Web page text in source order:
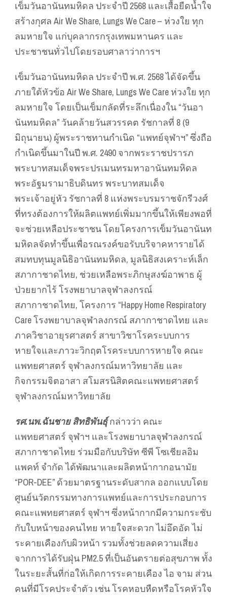
เข็มวันอานันทมหิดล ประจำปี 2568 และเสื้อยืดน้ำใจ
สร้างกุศล Air We Share, Lungs We Care – ห่วงใย ทุก
ลมหายใจ แก่บุคลากรกรุงเทพมหานคร และ
ประชาชนทั่วไปโดยรอบศาลาว่าการฯ
เข็มวันอานันทมหิดล ประจำปี พ.ศ. 2568 ได้จัดขึ้น
ภายใต้หัวข้อ Air We Share, Lungs We Care ห่วงใย ทุก
ลมหายใจ โดยเป็นเข็มกลัดที่ระลึกเนื่องใน “วันอา
นันทมหิดล” วันคล้ายวันสวรรคต รัชกาลที่ 8 (9
มิถุนายน) ผู้พระราชทานกำเนิด “แพทย์จุฬาฯ” ซึ่งถือ
กำเนิดขึ้นมาในปี พ.ศ. 2490 จากพระราชปรารภ
พระบาทสมเด็จพระปรเมนทรมหาอานันทมหิดล
พระอัฐมรามาธิบดินทร พระบาทสมเด็จ
พระเจ้าอยู่หัว รัชกาลที่ 8 แห่งพระบรมราชจักรีวงศ์
ที่ทรงต้องการให้ผลิตแพทย์เพิ่มมากขึ้นให้เพียงพอที่
จะช่วยเหลือประชาชน โดยโครงการเข็มวันอานันท
มหิดลจัดทำขึ้นเพื่อรณรงค์ขอรับบริจาคหารายได้
สมทบทุนมูลนิธิอานันทมหิดล, มูลนิธิสงเคราะห์เล็ก
สภากาชาดไทย, ช่วยเหลือพระภิกษุสงฆ์อาพาธ ผู้
ป่วยยากไร้ โรงพยาบาลจุฬาลงกรณ์
สภากาชาดไทย, โครงการ “Happy Home Respiratory
Care โรงพยาบาลจุฬาลงกรณ์ สภากาชาดไทย และ
ภาควิชาอายุรศาสตร์ สาขาวิชาโรคระบบการ
หายใจและภาวะวิกฤตโรคระบบการหายใจ คณะ
แพทยศาสตร์ จุฬาลงกรณ์มหาวิทยาลัย และ
กิจกรรมจิตอาสา สโมสรนิสิตคณะแพทยศาสตร์
จุฬาลงกรณ์มหาวิทยาลัย
รศ.นพ.ฉันชาย สิทธิพันธุ์กล่าวว่า คณะ
แพทยศาสตร์ จุฬาฯ และโรงพยาบาลจุฬาลงกรณ์
สภากาชาดไทย ร่วมมือกับบริษัท ซีพี โซเชียลอิม
แพคท์ จำกัด ได้พัฒนาและผลิตหน้ากากอนามัย
“POR-DEE” ด้วยมาตรฐานระดับสากล ออกแบบโดย
ศูนย์นวัตกรรมทางการแพทย์และการประกอบการ
คณะแพทยศาสตร์ จุฬาฯ ซึ่งหน้ากากมีความกระชับ
กับใบหน้าของคนไทย หายใจสะดวก ไม่อึดอัด ไม่
ระคายเคืองกับผิวหน้า รวมทั้งช่วยลดความเสี่ยง
จากการได้รับฝุ่น PM2.5 ที่เป็นอันตรายต่อสุขภาพ ทั้ง
ในระยะสั้นที่ก่อให้เกิดการระคายเคือง ไอ จาม ส่วน
คนที่มีโรคประจำตัว เช่น โรคหอบหืดหรือโรคหัวใจ